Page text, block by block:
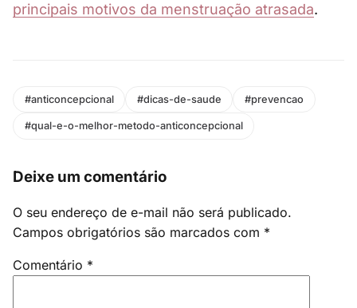
principais motivos da menstruação atrasada.
#anticoncepcional #dicas-de-saude #prevencao
#qual-e-o-melhor-metodo-anticoncepcional
Deixe um comentário
O seu endereço de e-mail não será publicado.
Campos obrigatórios são marcados com *
Comentário *